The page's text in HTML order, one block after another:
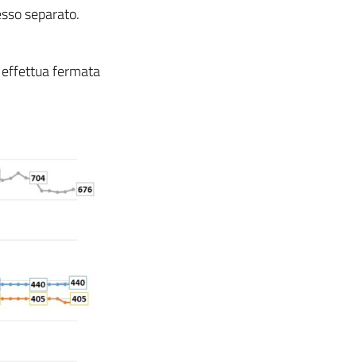
separato.
effettua fermata